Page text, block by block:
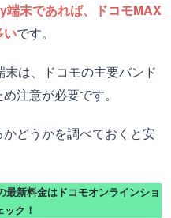
端末であれば、ドコモMAX
いです。
は、ドコモの主要バンド
注意が必要です。
どうかを調べておくと安
最新料金はドコモオンラインショ
ック！